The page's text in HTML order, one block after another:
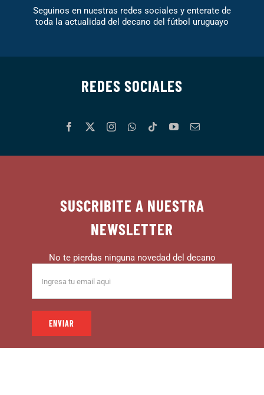
Seguinos en nuestras redes sociales y enterate de
toda la actualidad del decano del fútbol uruguayo
REDES SOCIALES
SUSCRIBITE A NUESTRA
NEWSLETTER
No te pierdas ninguna novedad del decano